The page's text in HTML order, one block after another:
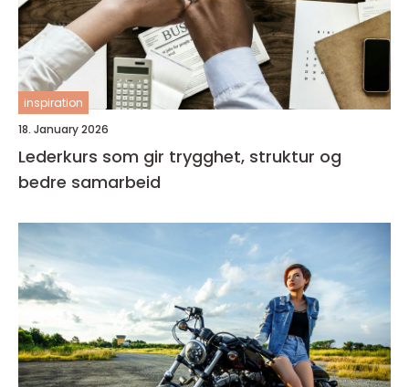
inspiration
18. January 2026
Lederkurs som gir trygghet, struktur og
bedre samarbeid